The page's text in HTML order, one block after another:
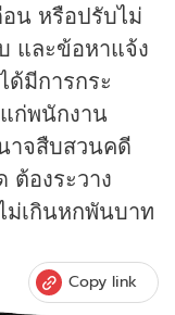
อน หรือปรับไม่
และข้อหาแจ้ง
ด้มีการกระ
ก่พนักงาน
าจสืบสวนคดี
ต้องระวาง
ม่เกินหกพันบาท
Copy link